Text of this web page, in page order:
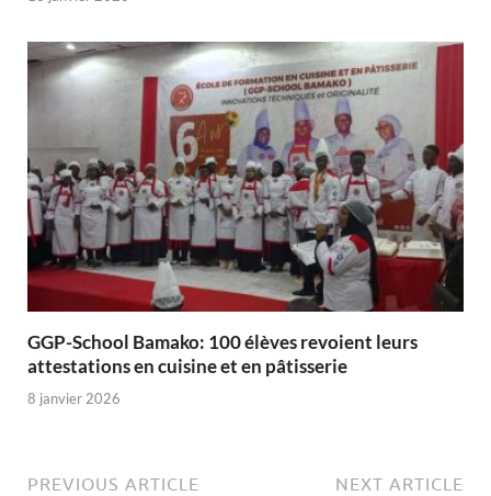
GGP-School Bamako: 100 élèves revoient leurs
attestations en cuisine et en pâtisserie
8 janvier 2026
PREVIOUS ARTICLE NEXT ARTICLE